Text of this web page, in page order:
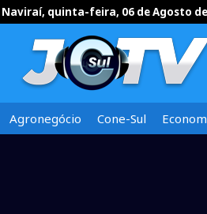
Naviraí, quinta-feira, 06 de Agosto
Agronegócio Cone-Sul